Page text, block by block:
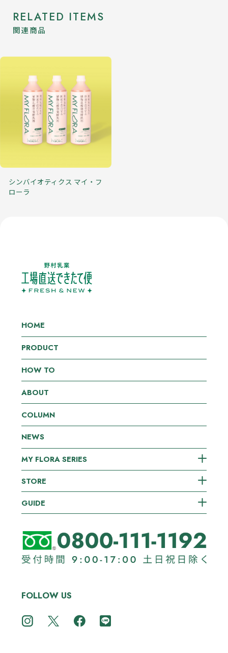
RELATED ITEMS
関連商品
シンバイオティクス マイ・フ
ローラ
HOME
PRODUCT
HOW TO
ABOUT
COLUMN
NEWS
MY FLORA SERIES
STORE
GUIDE
FOLLOW US